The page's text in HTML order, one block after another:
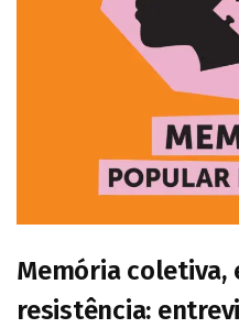
Memória coletiva,
resistência: